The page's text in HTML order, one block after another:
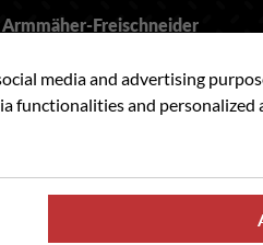
Armmäher-Freischneider
media and advertising
functionalities and personalized